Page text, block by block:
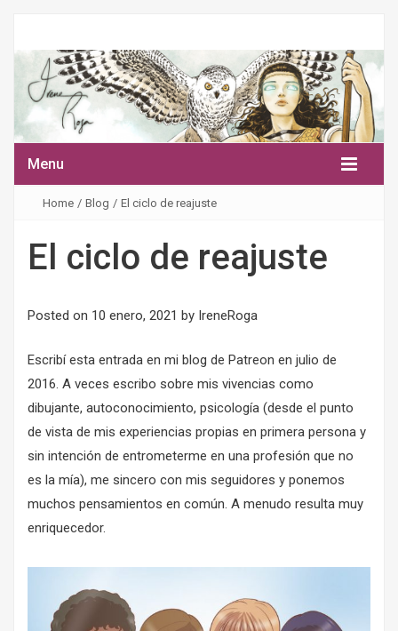
Menu
Home / Blog / El ciclo de reajuste
El ciclo de reajuste
Posted on 10 enero, 2021 by IreneRoga
Escribí esta entrada en mi blog de Patreon en julio de
2016. A veces escribo sobre mis vivencias como
dibujante, autoconocimiento, psicología (desde el punto
de vista de mis experiencias propias en primera persona y
sin intención de entrometerme en una profesión que no
es la mía), me sincero con mis seguidores y ponemos
muchos pensamientos en común. A menudo resulta muy
enriquecedor.